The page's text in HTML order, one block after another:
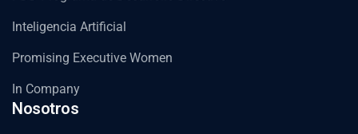
Inteligencia Artificial
Promising Executive Women
In Company
Nosotros